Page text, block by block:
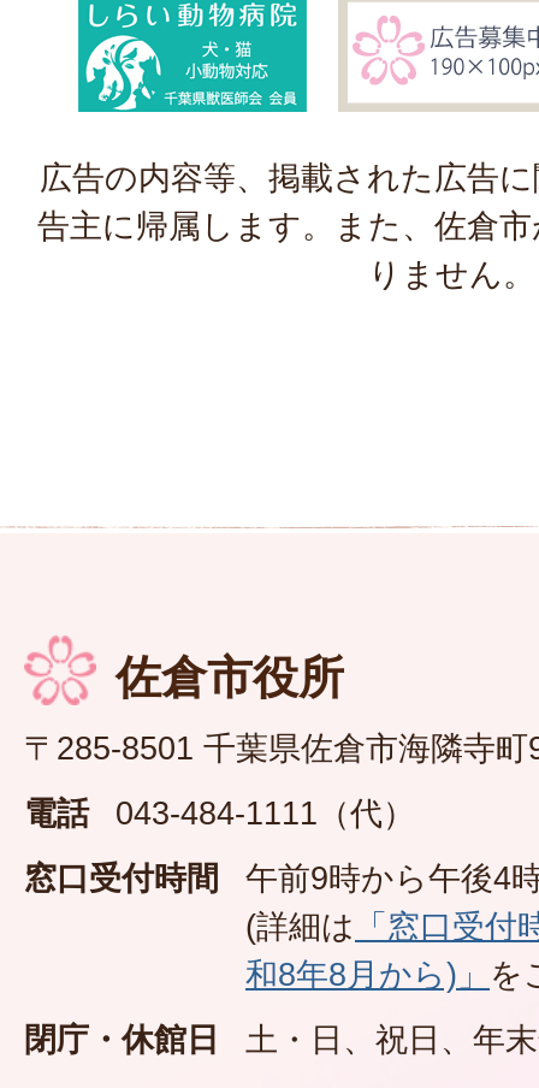
広告の内容等、掲載された広告
告主に帰属します。また、佐倉
りません。
佐倉市役所
〒285-8501 千葉県佐倉市海隣寺町
電話
043-484-1111（代）
窓口受付時間
午前9時から午後4
(詳細は 「窓口受
和8年8月から)」 を
閉庁・休館日
土・日、祝日、年